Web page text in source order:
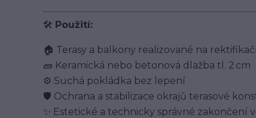
🛠️ Použití:
🏠 Terasy a balkony realizované na
🧱 Keramická nebo betonová dlažba tl. 2 cm
⚙️ Suchá pokládka bez lepení
🛡️ Ochrana a stabilizace okrajů terasové
✨ Estetické a technicky správné zakončení